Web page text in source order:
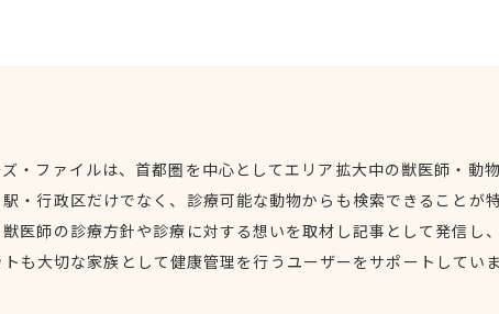
・ファイルは、首都圏を中心としてエリア拡大中の獣医師・動
・行政区だけでなく、診療可能な動物からも検索できることが
獣医師の診療方針や診療に対する想いを取材し記事として発信し
トも大切な家族として健康管理を行うユーザーをサポートしてい